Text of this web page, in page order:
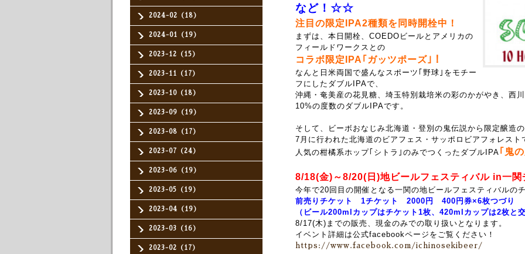
2024-02（18）
2024-01（19）
2023-12（15）
2023-11（17）
2023-10（18）
2023-09（19）
2023-08（17）
2023-07（24）
2023-06（19）
2023-05（19）
2023-04（19）
2023-03（16）
2023-02（17）
など！☆☆
注目の限定IPA2種類を同時開栓中！
まずは、本日開栓、COEDOビールとアメリカの
フィールドワークスとの
コラボ限定IPA｢ガッツポーズ｣ ！
なんと日米両国で盛んなスポーツ｢野球｣をモチー
フにしたダブルIPAで、
沖縄・奄美産の花見糖、埼玉特別栽培米の彩のかがやき、西
10%の度数のダブルIPAです。
そして、ビーボおなじみ北海道・登別の鬼伝説から限定醸造
7月に行われた北海道のビアフェス・サッポロビアフォレスト
人気の柑橘系ホップ｢シトラ｣のみでつくったダブルIPA ｢鬼
8/18(金)～8/20(日)地ビールフェスティバル in一関
今年で20回目の開催となる一関の地ビールフェスティバルの
前売りチケット 1チケット 2000円 400円券×6枚つづり
（ビール200mlカップはチケット1枚、420mlカップは2枚と
8/17(木)までの販売、現金のみでの取り扱いとなります。
イベント詳細は公式facebookページをご覧ください！
https://www.facebook.com/ichinosekibeer/